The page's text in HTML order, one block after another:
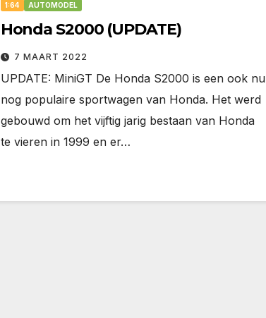
1:64 AUTOMODEL
Honda S2000 (UPDATE)
7 MAART 2022
UPDATE: MiniGT De Honda S2000 is een ook nu
nog populaire sportwagen van Honda. Het werd
gebouwd om het vijftig jarig bestaan van Honda
te vieren in 1999 en er…